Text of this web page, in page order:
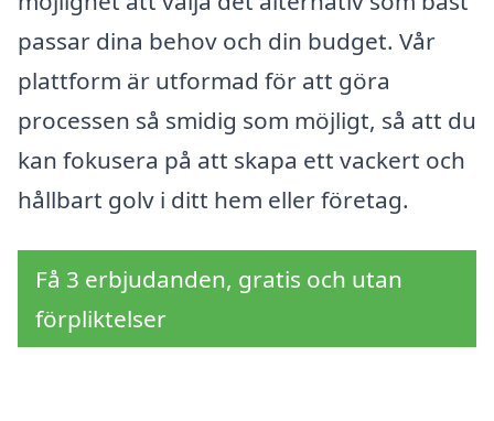
passar dina behov och din budget. Vår
plattform är utformad för att göra
processen så smidig som möjligt, så att du
kan fokusera på att skapa ett vackert och
hållbart golv i ditt hem eller företag.
Få 3 erbjudanden, gratis och utan
förpliktelser